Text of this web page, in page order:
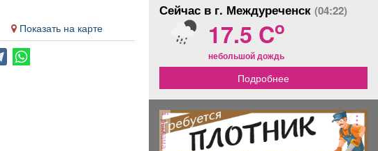
Показать на карте
Сейчас в г. Междуреченск (04:22)
17.5 Co
небольшой дождь
Подробнее
реклама